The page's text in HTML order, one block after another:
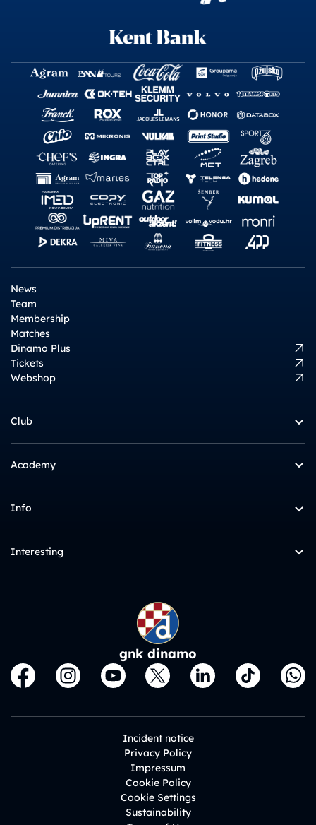
News
Team
Membership
Matches
Dinamo Plus
Tickets
Webshop
Club
Academy
Info
Interesting
gnk dinamo
Incident notice
Privacy Policy
Impressum
Cookie Policy
Cookie Settings
Sustainability